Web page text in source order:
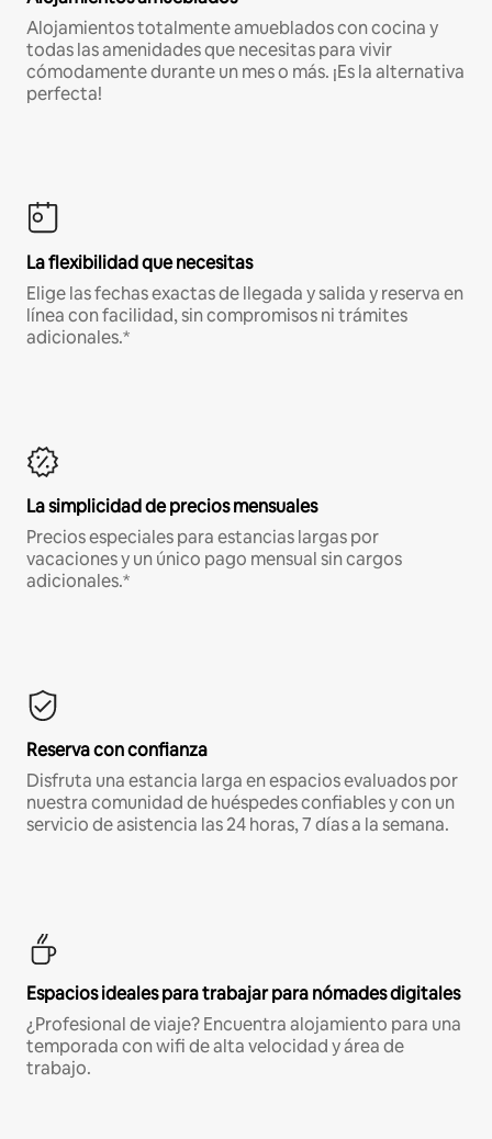
Alojamientos totalmente amueblados con cocina y
todas las amenidades que necesitas para vivir
cómodamente durante un mes o más. ¡Es la alternativa
perfecta!
La flexibilidad que necesitas
Elige las fechas exactas de llegada y salida y reserva en
línea con facilidad, sin compromisos ni trámites
adicionales.*
La simplicidad de precios mensuales
Precios especiales para estancias largas por
vacaciones y un único pago mensual sin cargos
adicionales.*
Reserva con confianza
Disfruta una estancia larga en espacios evaluados por
nuestra comunidad de huéspedes confiables y con un
servicio de asistencia las 24 horas, 7 días a la semana.
Espacios ideales para trabajar para nómades digitales
¿Profesional de viaje? Encuentra alojamiento para una
temporada con wifi de alta velocidad y área de
trabajo.